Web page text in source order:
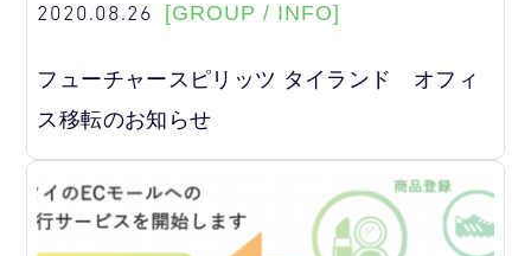
2020.08.26 [GROUP / INFO]
フューチャースピリッツ タイランド オフィ
ス移転のお知らせ